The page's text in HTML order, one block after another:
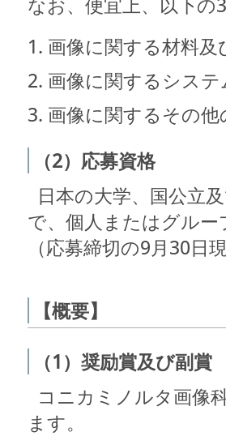
画像に関する材料
画像に関するシス
画像に関するその
（2）応募資格
日本の大学、国公立
で、個人またはグル
（応募締切の9月30
【概要】
（1）奨励賞及び副賞
コニカミノルタ画像
ます。